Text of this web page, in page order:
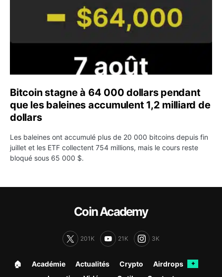
Bitcoin stagne à 64 000 dollars pendant
que les baleines accumulent 1,2 milliard de
dollars
Les baleines ont accumulé plus de 20 000 bitcoins depuis fin
juillet et les ETF collectent 754 millions, mais le cours reste
bloqué sous 65 000 $.
Coin Academy
201K 21K 3K
🏠︎ Académie Actualités Crypto Airdrops ✦